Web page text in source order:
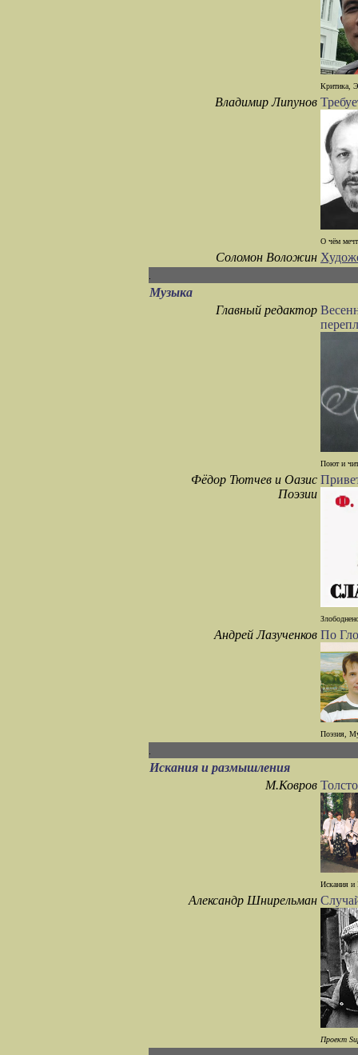
Критика,
Владимир Липунов
О чём
Соломон Воложин
Музыка
Главный редактор
Поют и
Фёдор Тютчев и Оазис
Поэзии
Андрей Лазученков По
Поэзия,
Искания и размышления
М.Ковров
Искания и
Александр Шнирельман
Проект